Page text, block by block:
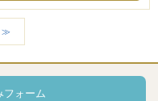
≫
フォーム